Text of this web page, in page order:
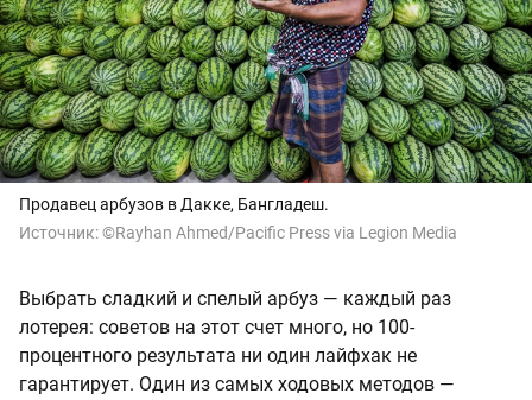
Продавец арбузов в Дакке, Бангладеш.
Источник:©Rayhan Ahmed/Pacific Press via Legion Media
Выбрать сладкий и спелый арбуз — каждый раз
лотерея: советов на этот счет много, но 100-
процентного результата ни один лайфхак не
гарантирует. Один из самых ходовых методов —